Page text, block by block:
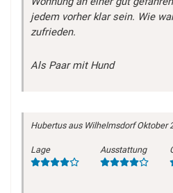
jedem vorher klar sein. Wie
zufrieden.
Als Paar mit Hund
Hubertusaus Wilhelmsdorf Oktober
Lage Ausstattung